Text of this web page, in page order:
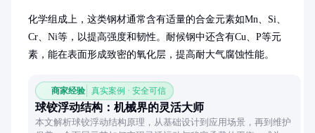
化学组成上，这类钢材通常含有适量的合金元素如Mn、Si、
Cr、Ni等，以提高强度和韧性。耐候钢中还含有Cu、P等元
素，能在表面形成致密的氧化层，提高耐大气腐蚀性能。
商家经验 真实案例 · 安全可信
球铰浮动结构：机械界的灵活大师
本文解析球铰浮动结构原理，从基础设计到应用场景，再到维护